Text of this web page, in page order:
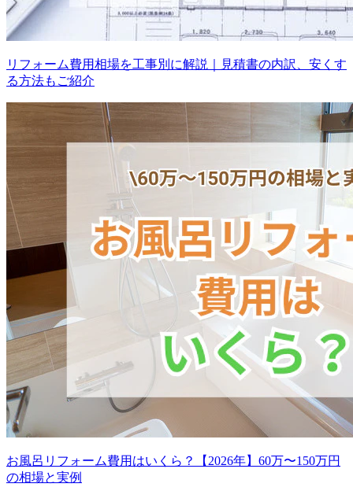
リフォーム費用相場を工事別に解説｜見積書の内訳、安くす
る方法もご紹介
お風呂リフォーム費用はいくら？【2026年】60万〜150万円
の相場と実例